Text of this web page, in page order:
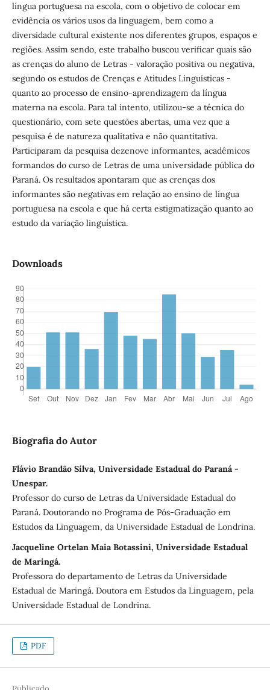
língua portuguesa na escola, com o objetivo de colocar em
evidência os vários usos da linguagem, bem como a
diversidade cultural existente nos diferentes grupos, espaços e
regiões. Assim sendo, este trabalho buscou verificar quais são
as crenças do aluno de Letras - valoração positiva ou negativa,
segundo os estudos de Crenças e Atitudes Linguísticas -
quanto ao processo de ensino-aprendizagem da língua
materna na escola. Para tal intento, utilizou-se a técnica do
questionário, com sete questões abertas, uma vez que a
pesquisa é de natureza qualitativa e não quantitativa.
Participaram da pesquisa dezenove informantes, acadêmicos
formandos do curso de Letras de uma universidade pública do
Paraná. Os resultados apontaram que as crenças dos
informantes são negativas em relação ao ensino de língua
portuguesa na escola e que há certa estigmatização quanto ao
estudo da variação linguística.
Downloads
Biografia do Autor
Flávio Brandão Silva, Universidade Estadual do Paraná -
Unespar.
Professor do curso de Letras da Universidade Estadual do
Paraná. Doutorando no Programa de Pós-Graduação em
Estudos da Linguagem, da Universidade Estadual de Londrina.
Jacqueline Ortelan Maia Botassini, Universidade Estadual
de Maringá.
Professora do departamento de Letras da Universidade
Estadual de Maringá. Doutora em Estudos da Linguagem, pela
Universidade Estadual de Londrina.
PDF